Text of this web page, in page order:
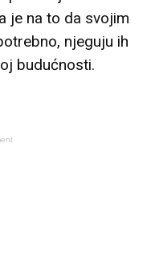
je na to da svojim
njeguju ih
budućnosti.